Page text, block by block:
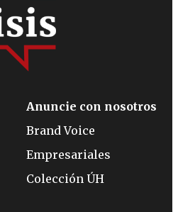
Anuncie con nosotros
Brand Voice
Empresariales
Colección ÚH